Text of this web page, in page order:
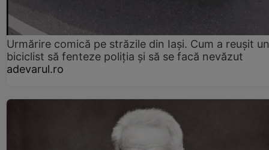
Urmărire comică pe străzile din Iași. Cum a reușit un
biciclist să fenteze poliția și să se facă nevăzut
adevarul.ro